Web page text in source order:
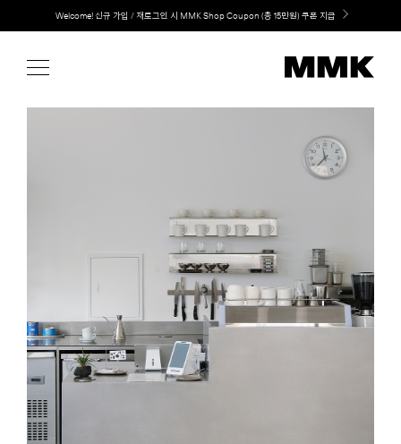
content
LG 가전과 MMK 키친의 만남. 지금 바로 확인해보세요.